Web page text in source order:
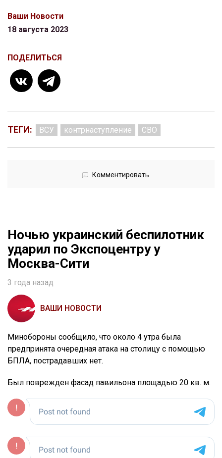
Ваши Новости
18 августа 2023
ПОДЕЛИТЬСЯ
ТЕГИ: ВСУ контрнаступление СВО
Комментировать
Ночью украинский беспилотник
ударил по Экспоцентру у
Москва-Сити
3 года назад
ВАШИ НОВОСТИ
Минобороны сообщило, что около 4 утра была
предпринята очередная атака на столицу с помощью
БПЛА, пострадавших нет.
Был поврежден фасад павильона площадью 20 кв. м.